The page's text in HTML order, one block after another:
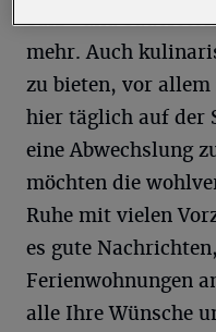
Salz- und
mehr. Auch
zu bieten, vor
hier täglich auf der
eine Abwechslung
möchten die
Ruhe mit vielen
es gute
Ferienwohnungen
alle Ihre Wünsche